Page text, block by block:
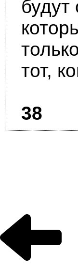
тот,
38